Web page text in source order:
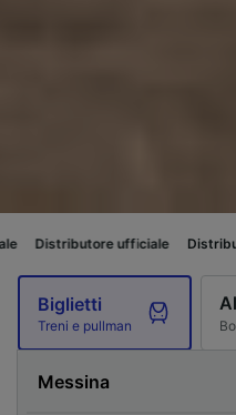
ufficiale Distributore ufficiale
Biglietti
Treni e pullman